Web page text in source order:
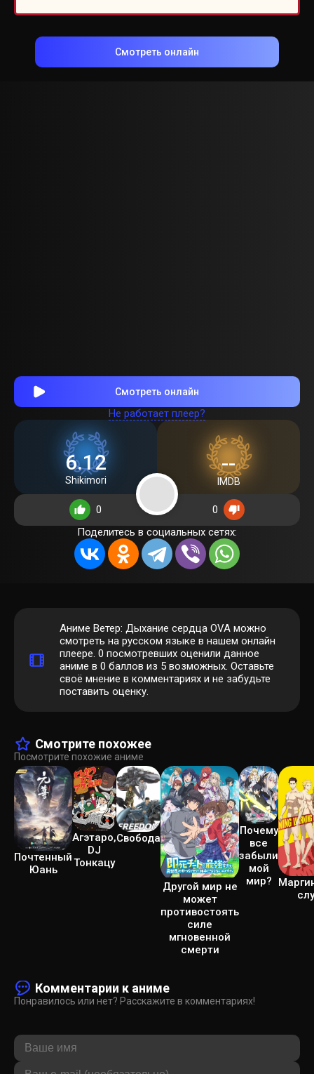
Смотреть онлайн
Смотреть онлайн
Не работает плеер?
6.12
Shikimori
--
IMDB
0
0
Поделитесь в социальных сетях:
Аниме Ветер: Дыхание сердца OVA можно
смотреть на русском языке в нашем онлайн
плеере. 0 посмотревших оценили данное
аниме в 0 баллов из 5 возможных. Оставьте
своё мнение в комментариях и не забудьте
поставить оценку.
Смотрите похожее
Посмотрите похожие аниме
Почтенный
Юань
Агэтаро,
DJ
Тонкацу
Свобода
Другой мир не
может
противостоять
силе
мгновенной
смерти
Почему
все
забыли
мой
мир?
Комментарии к аниме
Понравилось или нет? Расскажите в комментариях!